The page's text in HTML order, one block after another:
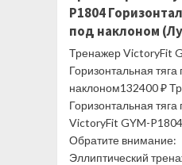
PS500
(Лучшая
цена)
P1804
под наклоном
Тренажер VictoryFit
Горизонтальная тяга
наклоном132400 ₽
Горизонтальная
VictoryFit GYM-
Обратите внимание:
Эллиптический